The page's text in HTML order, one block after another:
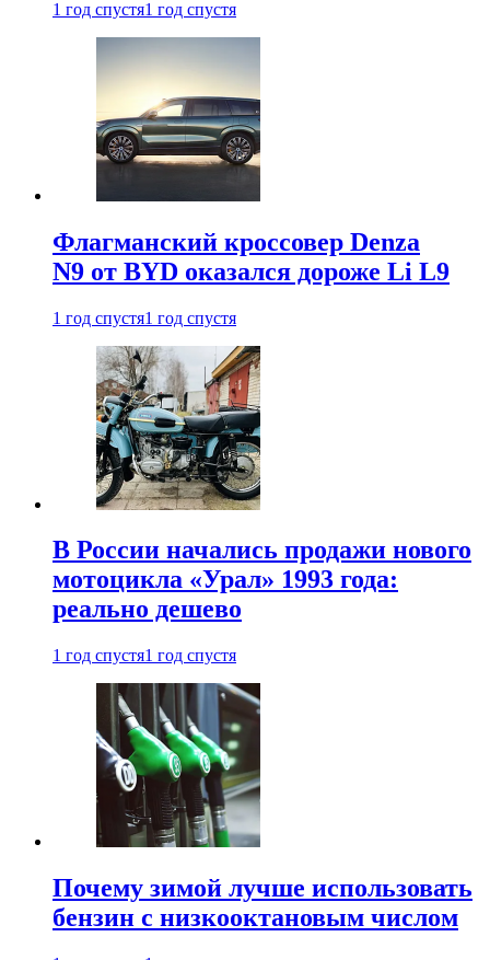
1 год спустя1 год спустя
Флагманский кроссовер Denza
N9 от BYD оказался дороже Li L9
1 год спустя1 год спустя
В России начались продажи нового
мотоцикла «Урал» 1993 года:
реально дешево
1 год спустя1 год спустя
Почему зимой лучше использовать
бензин с низкооктановым числом